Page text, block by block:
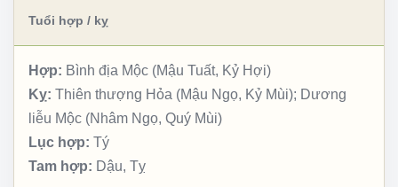
Tuổi hợp / kỵ
Hợp: Bình địa Mộc (Mậu Tuất, Kỷ Hợi)
Kỵ: Thiên thượng Hỏa (Mậu Ngọ, Kỷ Mùi); Dương
liễu Mộc (Nhâm Ngọ, Quý Mùi)
Lục hợp: Tý
Tam hợp: Dậu, Tỵ